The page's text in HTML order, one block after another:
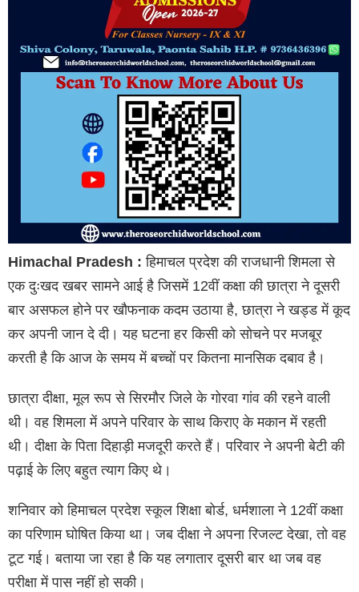
Himachal Pradesh : हिमाचल प्रदेश की राजधानी शिमला से
एक दुःखद खबर सामने आई है जिसमें 12वीं कक्षा की छात्रा ने दूसरी
बार असफल होने पर खौफनाक कदम उठाया है, छात्रा ने खड्ड में कूद
कर अपनी जान दे दी। यह घटना हर किसी को सोचने पर मजबूर
करती है कि आज के समय में बच्चों पर कितना मानसिक दबाव है।
छात्रा दीक्षा, मूल रूप से सिरमौर जिले के गोरवा गांव की रहने वाली
थी। वह शिमला में अपने परिवार के साथ किराए के मकान में रहती
थी। दीक्षा के पिता दिहाड़ी मजदूरी करते हैं। परिवार ने अपनी बेटी की
पढ़ाई के लिए बहुत त्याग किए थे।
शनिवार को हिमाचल प्रदेश स्कूल शिक्षा बोर्ड, धर्मशाला ने 12वीं कक्षा
का परिणाम घोषित किया था। जब दीक्षा ने अपना रिजल्ट देखा, तो वह
टूट गई। बताया जा रहा है कि यह लगातार दूसरी बार था जब वह
परीक्षा में पास नहीं हो सकी।